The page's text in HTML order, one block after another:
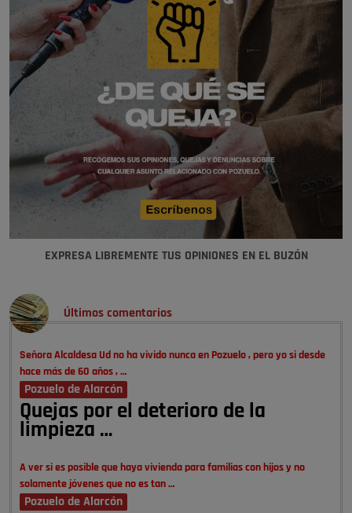
EXPRESA LIBREMENTE TUS OPINIONES EN EL BUZÓN
Últimos comentarios
Señora Alcaldesa Ud no ha vivido nunca en Pozuelo , pero yo si desde
hace más de 60 años , …
Pozuelo de Alarcón
Quejas por el deterioro de la
limpieza …
A ver si es posible que haya vivienda para familias con hijos y no
solamente jóvenes que no es tan …
Pozuelo de Alarcón